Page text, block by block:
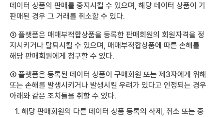
데이터 상품의 판매를 중지시킬 수 있으며, 해당 데이터 상품이 기
판매된 경우 그 거래를 취소할 수 있다.
③ 플랫폼은 매매부적합상품을 등록한 판매회원의 회원자격을 정
지시키거나 탈퇴시킬 수 있으며, 매매부적합상품에 따른 손해를
해당 판매회원에게 청구할 수 있다.
④ 플랫폼은 등록된 데이터 상품이 구매회원 또는 제3자에게 위해
또는 손해를 발생시키거나 발생시킬 우려가 있다고 인정되는 경우
아래와 같은 조치들을 취할 수 있다.
1. 해당 판매회원의 다른 데이터 상품 등록의 삭제, 취소 또는 중